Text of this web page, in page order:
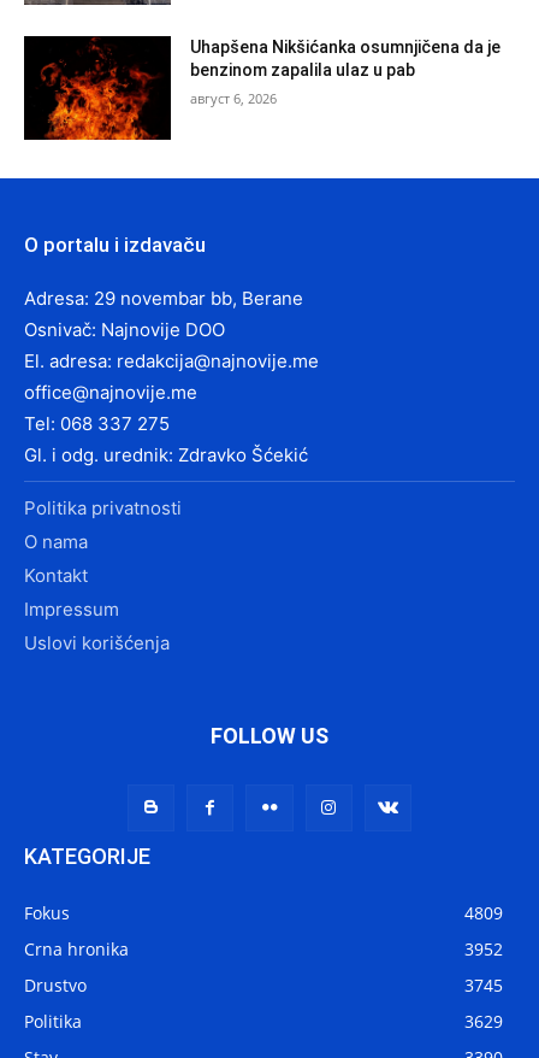
Uhapšena Nikšićanka osumnjičena da je
benzinom zapalila ulaz u pab
август 6, 2026
O portalu i izdavaču
Adresa: 29 novembar bb, Berane
Osnivač: Najnovije DOO
El. adresa: redakcija@najnovije.me
office@najnovije.me
Tel: 068 337 275
Gl. i odg. urednik: Zdravko Šćekić
Politika privatnosti
O nama
Kontakt
Impressum
Uslovi korišćenja
FOLLOW US
KATEGORIJE
Fokus
4809
Crna hronika
3952
Drustvo
3745
Politika
3629